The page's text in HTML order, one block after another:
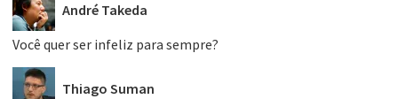
André Takeda
Você quer ser infeliz para sempre?
Thiago Suman